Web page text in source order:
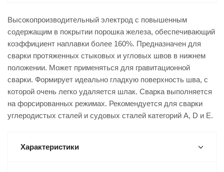
Высокопроизводительный электрод с повышенным
содержащим в покрытии порошка железа, обеспечивающий
коэффициент наплавки более 160%. Предназначен для
сварки протяженных стыковых и угловых швов в нижнем
положении. Может применяться для гравитационной
сварки. Формирует идеально гладкую поверхность шва, с
которой очень легко удаляется шлак. Сварка выполняется
на форсированных режимах. Рекомендуется для сварки
углеродистых сталей и судовых сталей категорий A, D и E.
Характеристики